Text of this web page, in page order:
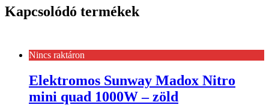
Kapcsolódó termékek
Nincs raktáron
Elektromos Sunway Madox Nitro
mini quad 1000W – zöld